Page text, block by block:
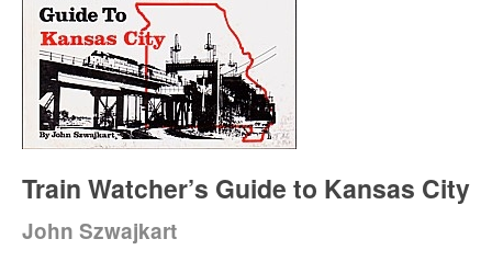
Train Watcher’s Guide to Kansas City
John Szwajkart